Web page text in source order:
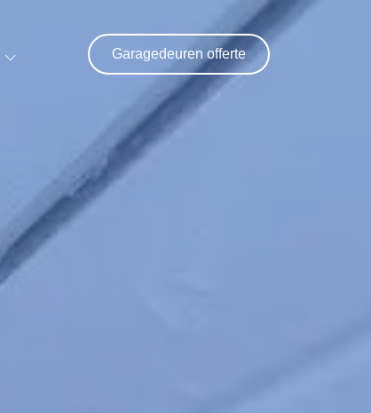
Garagedeuren offerte